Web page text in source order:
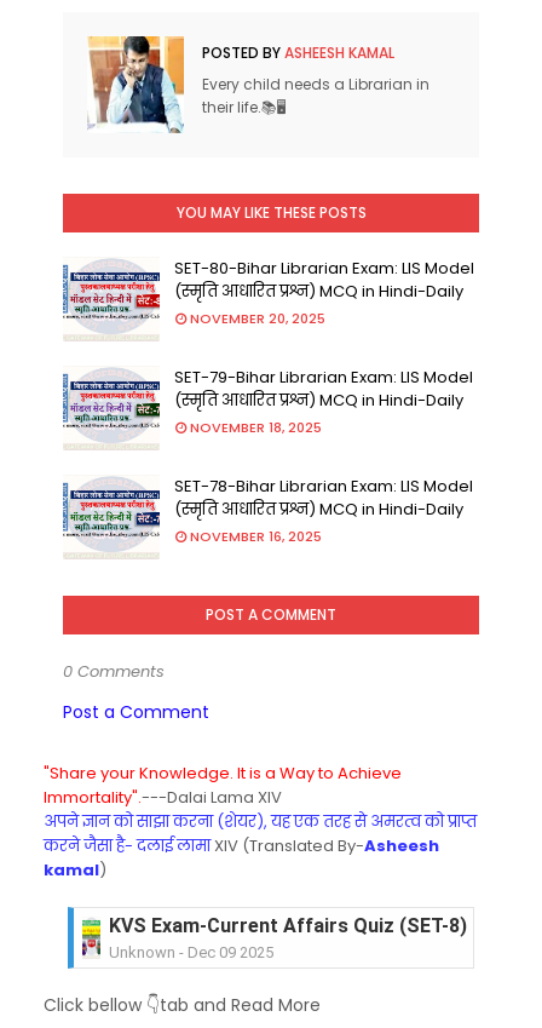
POSTED BYASHEESH KAMAL
Every child needs a Librarian in
their life.📚🖥
YOU MAY LIKE THESE POSTS
SET-80-Bihar Librarian Exam: LIS Model
(स्मृति आधारित प्रश्न) MCQ in Hindi-Daily
NOVEMBER 20, 2025
SET-79-Bihar Librarian Exam: LIS Model
(स्मृति आधारित प्रश्न) MCQ in Hindi-Daily
NOVEMBER 18, 2025
SET-78-Bihar Librarian Exam: LIS Model
(स्मृति आधारित प्रश्न) MCQ in Hindi-Daily
NOVEMBER 16, 2025
POST A COMMENT
0 Comments
Post a Comment
"Share your Knowledge. It is a Way to Achieve
Immortality".---Dalai Lama XIV
अपने ज्ञान को साझा करना (शेयर), यह एक तरह से अमरत्व को प्राप्त
करने जैसा है- दलाई लामाXIV (Translated By-Asheesh
kamal)
KVS Exam-Current Affairs Quiz (SET-7) in Hindi
Unknown - Dec 08 2025
Unknown- Dec 07 2025
Click bellow 👇tab and Read More